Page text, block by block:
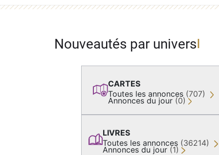
Nouveautés par univers
CARTES
Toutes les annonces (707)
Annonces du jour (0)
LIVRES
Toutes les annonces (36214)
Annonces du jour (1)